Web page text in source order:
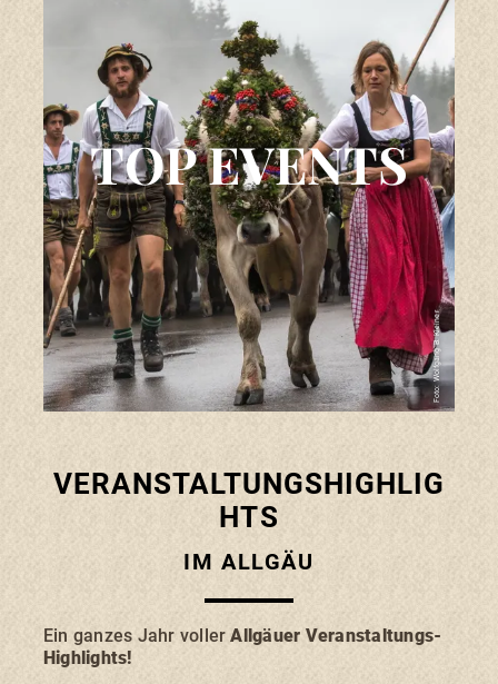
Hauptinhalt
springen
Navigation
springen
Footer
springen
Suche
BUCHEN
Menü
ZURÜCK ZU ORTE
Events & Kultur
Alles rund um Kultur & Event
TOP Events
Veranstaltungskalender
Burgen, Kirchen & Denkmäler
Museen & Ausstellungen
Foto: Wolfgang B. Kleiner
TOP EVENTS
VERANSTALTUNGSHIGHLIG
HTS
IM ALLGÄU
Ein ganzes Jahr vollerAllgäuer Veranstaltungs-
Highlights!